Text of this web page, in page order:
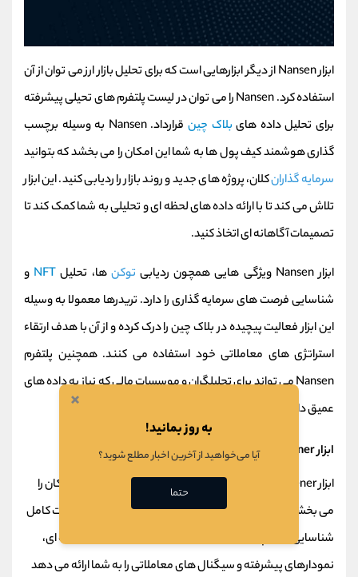
ابزار Nansen از دیگر ابزارهایی است که برای تحلیل بازار ارز می توان از آن
استفاده کرد. Nansen را می توان در لیست پلتفرم های تحیلی پیشرفته
برای تحلیل داده های بلاک چین
قرارداد. Nansen به وسیله برچسب
گذاری هوشمند کیف پول ها به شما این امکان را می بخشد که بتوانید
سرمایه گذارانکلان، پروژه های جدید و روند بازار را ردیابی کنید. این ابزار
تلاش می کند تا با ارائه داده های لحظه ای و تحلیلی به شما کمک کند تا
تصمیمات آگاهانه ای اتخاذ کنید.
ابزار Nansen ویژگی هایی همچون ردیابی توکن ها، تحلیل NFT و
شناسایی فرصت های سرمایه گذاری را دارد. تریدرها معمولا به وسیله
این ابزار فعالیت پیچیده در بلاک چین را درک کرده و از آن با هدف ارتقاء
استراتژی های معاملاتی خود استفاده می کنند. همچنین پلتفرم
Nansen می تواند برای تحلیلگران و موسسات مالی که نیاز به داده های
عمیق دارند بسیار کارآمد باشد.
ابزار Coin Screener
ابزار Coin Screener یک پلتفرم بی نظیر است که به شما این امکان را
می بخشد که روندها، الگوها و فرصت های معاملاتی را به صورت کامل
شناسایی کنید. پلتفرم Coin Screener همواره داده های لحظه ای،
نمودارهای پیشرفته و سیگنال های معاملاتی را به شما ارائه می دهد
×
به روز بمانید!
آیا می‌خواهید از آخرین اخبار مطلع شوید؟
حتما